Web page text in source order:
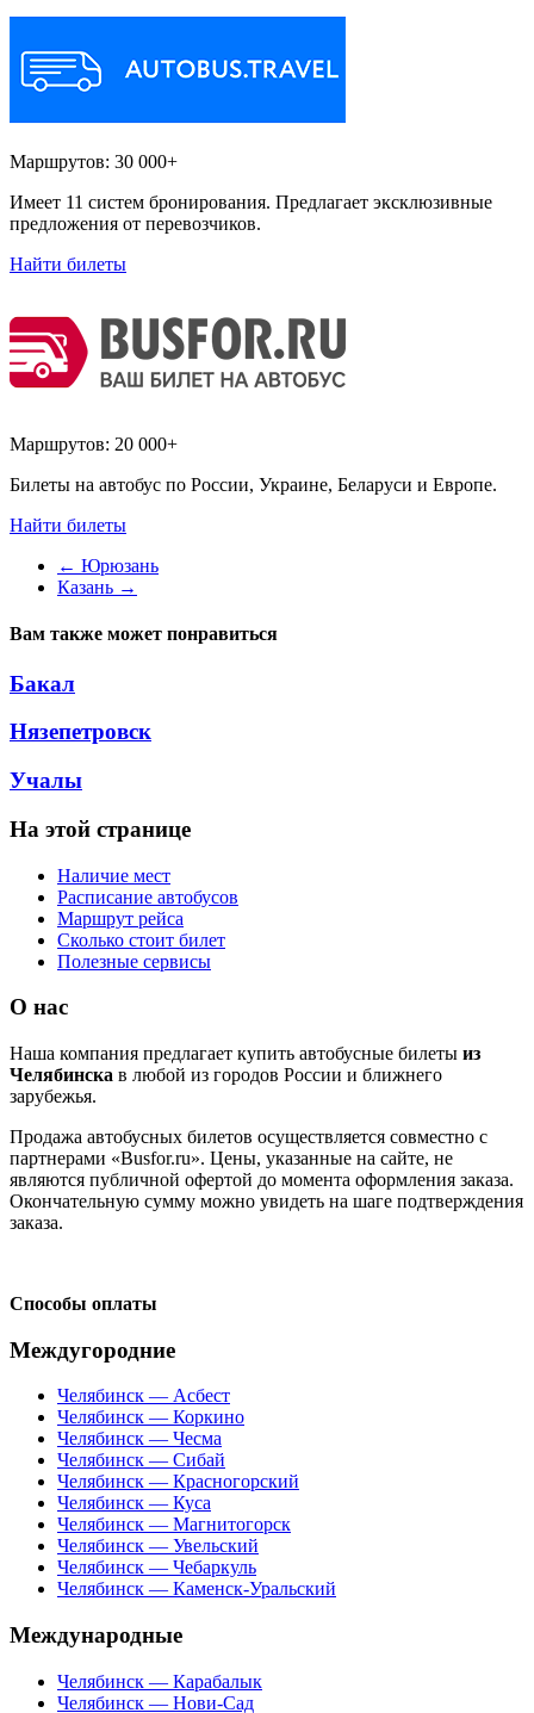
Маршрутов: 30 000+
Имеет 11 систем бронирования. Предлагает эксклюзивные
предложения от перевозчиков.
Найти билеты
Маршрутов: 20 000+
Билеты на автобус по России, Украине, Беларуси и Европе.
Найти билеты
← Юрюзань
Казань →
Вам также может понравиться
Бакал
Нязепетровск
Учалы
На этой странице
Наличие мест
Расписание автобусов
Маршрут рейса
Сколько стоит билет
Полезные сервисы
О нас
Наша компания предлагает купить автобусные билеты из
Челябинска в любой из городов России и ближнего
зарубежья.
Продажа автобусных билетов осуществляется совместно с
партнерами «Busfor.ru». Цены, указанные на сайте, не
являются публичной офертой до момента оформления заказа.
Окончательную сумму можно увидеть на шаге подтверждения
заказа.
Способы оплаты
Междугородние
Челябинск — Асбест
Челябинск — Коркино
Челябинск — Чесма
Челябинск — Сибай
Челябинск — Красногорский
Челябинск — Куса
Челябинск — Магнитогорск
Челябинск — Увельский
Челябинск — Чебаркуль
Челябинск — Каменск-Уральский
Международные
Челябинск — Карабалык
Челябинск — Нови-Сад